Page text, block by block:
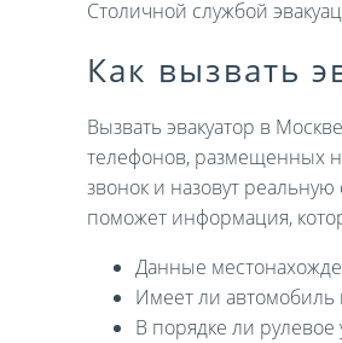
Столичной службой
Как вызвать
Вызвать эвакуатор в
телефонов, размещенных
звонок и назовут
поможет информация,
Данные
Имеет ли автомобиль
В порядке ли